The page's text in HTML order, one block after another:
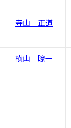
寺山 正道
横山 瞭一